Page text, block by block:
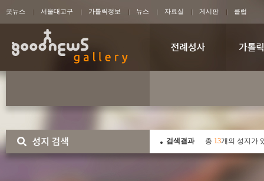
굿뉴스 서울대교구 가톨릭정보 뉴스 자료실 게시판 클럽
검색결과 총 13개의 성지가